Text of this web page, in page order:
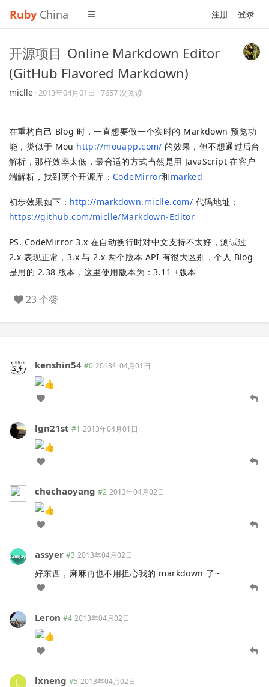
Ruby China 注册 登录
开源项目 Online Markdown Editor
(GitHub Flavored Markdown)
miclle ·2013年04月01日 · 7657 次阅读
在重构自己 Blog 时，一直想要做一个实时的 Markdown 预览功
能，类似于 Mou http://mouapp.com/ 的效果，但不想通过后台
解析，那样效率太低，最合适的方式当然是用 JavaScript 在客户
端解析，找到两个开源库： CodeMirror和marked
初步效果如下： http://markdown.miclle.com/ 代码地址：
https://github.com/miclle/Markdown-Editor
PS. CodeMirror 3.x 在自动换行时对中文支持不太好，测试过
2.x 表现正常，3.x 与 2.x 两个版本 API 有很大区别，个人 Blog
是用的 2.38 版本，这里使用版本为：3.11 +版本
23 个赞
kenshin54 #0 2013年04月01日
lgn21st #1 2013年04月01日
chechaoyang #2 2013年04月02日
assyer #3 2013年04月02日
好东西，麻麻再也不用担心我的 markdown 了~
Leron #4 2013年04月02日
lxneng #5 2013年04月02日